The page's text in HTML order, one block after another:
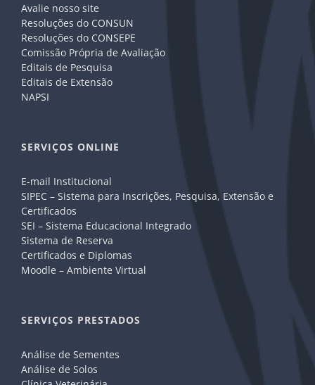
Avalie nosso site
Resoluções do CONSUN
Resoluções do CONSEPE
Comissão Própria de Avaliação
Editais de Pesquisa
Editais de Extensão
NAPSI
SERVIÇOS ONLINE
E-mail Institucional
SIPEC – Sistema para Inscrições, Pesquisa, Extensão e
Certificados
SEI – Sistema Educacional Integrado
Sistema de Reserva
Certificados e Diplomas
Moodle – Ambiente Virtual
SERVIÇOS PRESTADOS
Análise de Sementes
Análise de Solos